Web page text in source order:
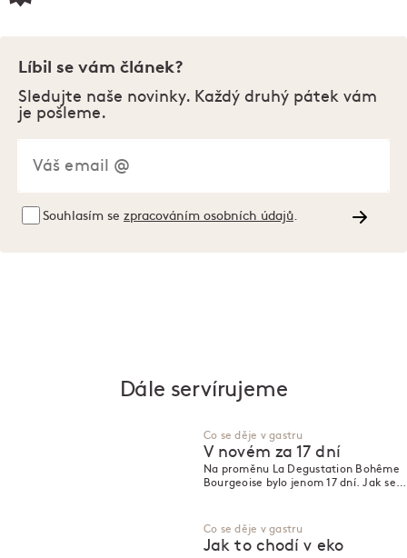
Líbil se vám článek?
Sledujte naše novinky. Každý druhý pátek vám
je pošleme.
Souhlasím se zpracováním osobních údajů
Dále servírujeme
Co se děje v gastru
V novém za 17 dní
Na proměnu La Degustation Bohême
Bourgeoise bylo jenom 17 dní. Jak se
Co se děje v gastru
Jak to chodí v eko